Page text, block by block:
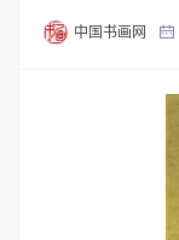
中国书画网